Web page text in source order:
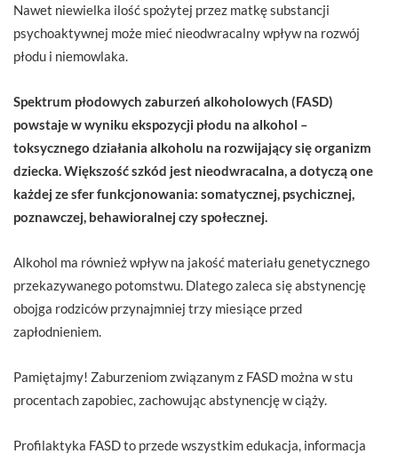
Nawet niewielka ilość spożytej przez matkę substancji
psychoaktywnej może mieć nieodwracalny wpływ na rozwój
płodu i niemowlaka.
Spektrum płodowych zaburzeń alkoholowych (FASD)
powstaje w wyniku ekspozycji płodu na alkohol –
toksycznego działania alkoholu na rozwijający się organizm
dziecka. Większość szkód jest nieodwracalna, a dotyczą one
każdej ze sfer funkcjonowania: somatycznej, psychicznej,
poznawczej, behawioralnej czy społecznej.
Alkohol ma również wpływ na jakość materiału genetycznego
przekazywanego potomstwu. Dlatego zaleca się abstynencję
obojga rodziców przynajmniej trzy miesiące przed
zapłodnieniem.
Pamiętajmy! Zaburzeniom związanym z FASD można w stu
procentach zapobiec, zachowując abstynencję w ciąży.
Profilaktyka FASD to przede wszystkim edukacja, informacja